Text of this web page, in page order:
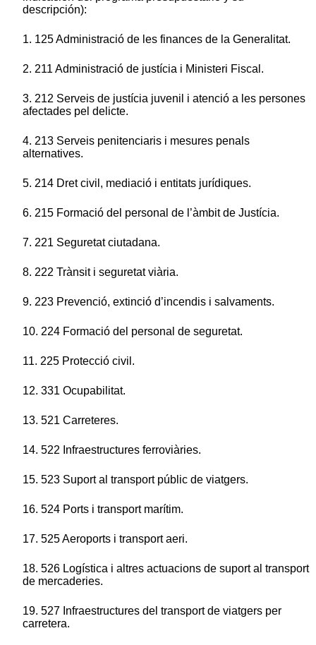
descripción):
1. 125 Administració de les finances de la Generalitat.
2. 211 Administració de justícia i Ministeri Fiscal.
3. 212 Serveis de justícia juvenil i atenció a les persones
afectades pel delicte.
4. 213 Serveis penitenciaris i mesures penals
alternatives.
5. 214 Dret civil, mediació i entitats jurídiques.
6. 215 Formació del personal de l’àmbit de Justícia.
7. 221 Seguretat ciutadana.
8. 222 Trànsit i seguretat viària.
9. 223 Prevenció, extinció d’incendis i salvaments.
10. 224 Formació del personal de seguretat.
11. 225 Protecció civil.
12. 331 Ocupabilitat.
13. 521 Carreteres.
14. 522 Infraestructures ferroviàries.
15. 523 Suport al transport públic de viatgers.
16. 524 Ports i transport marítim.
17. 525 Aeroports i transport aeri.
18. 526 Logística i altres actuacions de suport al transport
de mercaderies.
19. 527 Infraestructures del transport de viatgers per
carretera.